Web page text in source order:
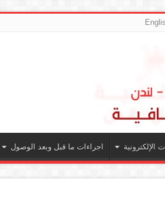
الإلكترونية اجراءات ما قبل وبعد الوصول